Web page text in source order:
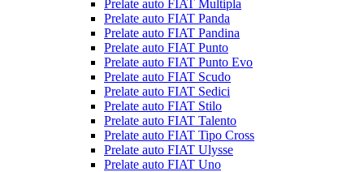
Prelate auto FIAT Multipla
Prelate auto FIAT Panda
Prelate auto FIAT Pandina
Prelate auto FIAT Punto
Prelate auto FIAT Punto Evo
Prelate auto FIAT Scudo
Prelate auto FIAT Sedici
Prelate auto FIAT Stilo
Prelate auto FIAT Talento
Prelate auto FIAT Tipo Cross
Prelate auto FIAT Ulysse
Prelate auto FIAT Uno